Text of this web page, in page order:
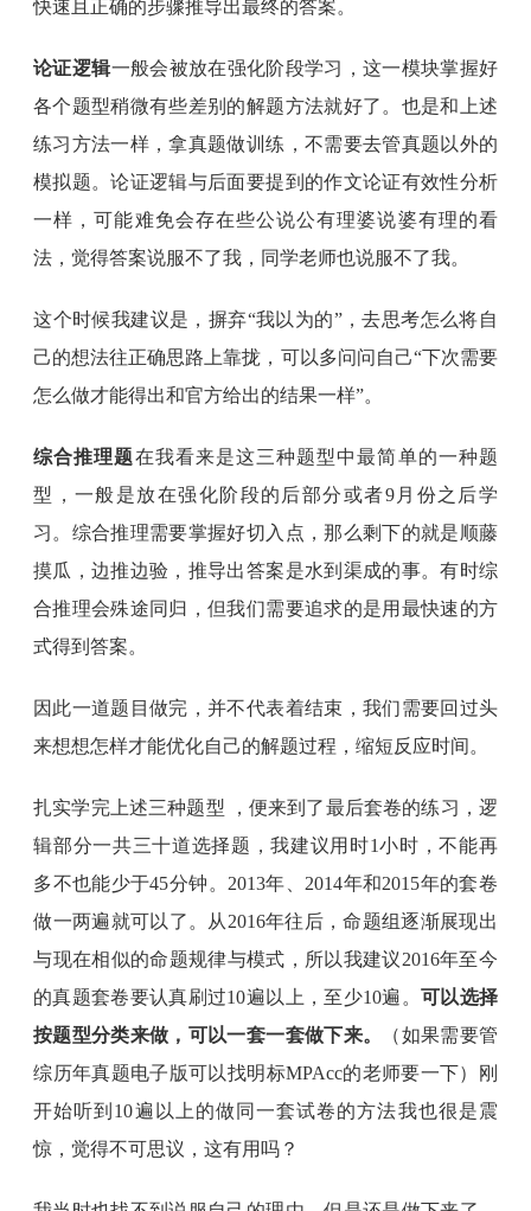
快速且正确的步骤推导出最终的答案。
论证逻辑一般会被放在强化阶段学习，这一模块掌握好
各个题型稍微有些差别的解题方法就好了。也是和上述
练习方法一样，拿真题做训练，不需要去管真题以外的
模拟题。论证逻辑与后面要提到的作文论证有效性分析
一样，可能难免会存在些公说公有理婆说婆有理的看
法，觉得答案说服不了我，同学老师也说服不了我。
这个时候我建议是，摒弃“我以为的”，去思考怎么将自
己的想法往正确思路上靠拢，可以多问问自己“下次需要
怎么做才能得出和官方给出的结果一样”。
综合推理题在我看来是这三种题型中最简单的一种题
型，一般是放在强化阶段的后部分或者9月份之后学
习。综合推理需要掌握好切入点，那么剩下的就是顺藤
摸瓜，边推边验，推导出答案是水到渠成的事。有时综
合推理会殊途同归，但我们需要追求的是用最快速的方
式得到答案。
因此一道题目做完，并不代表着结束，我们需要回过头
来想想怎样才能优化自己的解题过程，缩短反应时间。
扎实学完上述三种题型 ，便来到了最后套卷的练习，逻
辑部分一共三十道选择题，我建议用时1小时，不能再
多不也能少于45分钟。2013年、2014年和2015年的套卷
做一两遍就可以了。从2016年往后，命题组逐渐展现出
与现在相似的命题规律与模式，所以我建议2016年至今
的真题套卷要认真刷过10遍以上，至少10遍。 可以选择
按题型分类来做，可以一套一套做下来。
（如果需要管
综历年真题电子版可以找明标MPAcc的老师要一下）刚
开始听到10遍以上的做同一套试卷的方法我也很是震
惊，觉得不可思议，这有用吗？